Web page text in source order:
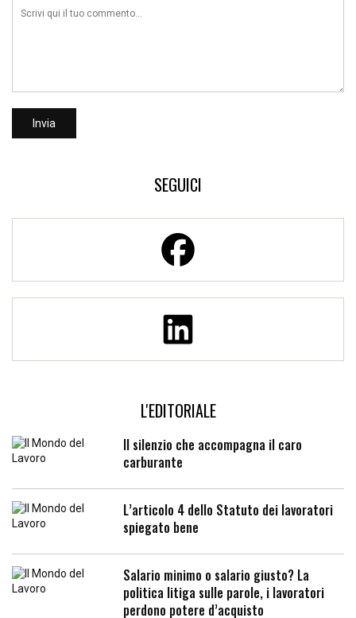
SEGUICI
L'EDITORIALE
Il silenzio che accompagna il caro
carburante
L’articolo 4 dello Statuto dei lavoratori
spiegato bene
Salario minimo o salario giusto? La
politica litiga sulle parole, i lavoratori
perdono potere d’acquisto